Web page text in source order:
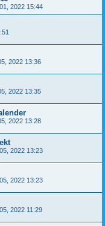
2022 15:44
2022 13:36
2022 13:35
2022 13:28
2022 13:23
2022 13:23
2022 11:29